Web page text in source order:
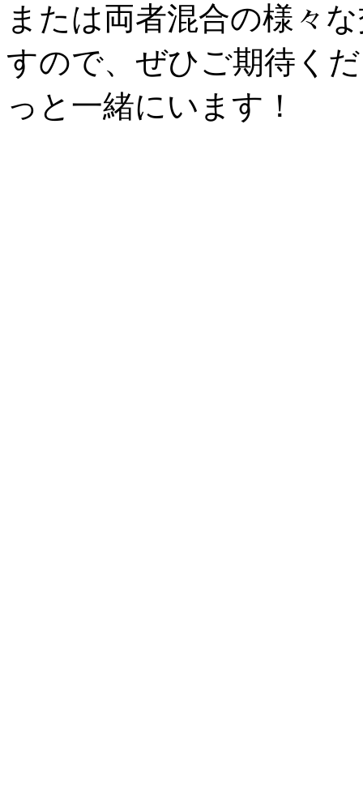
または両者混合の様々
すので、ぜひご期待く
っと一緒にいます！